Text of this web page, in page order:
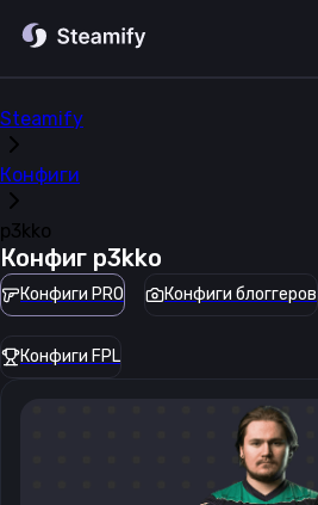
Steamify
Конфиги
p3kko
Конфиг p3kko
Конфиги PRO Конфиги блоггеров
Конфиги FPL